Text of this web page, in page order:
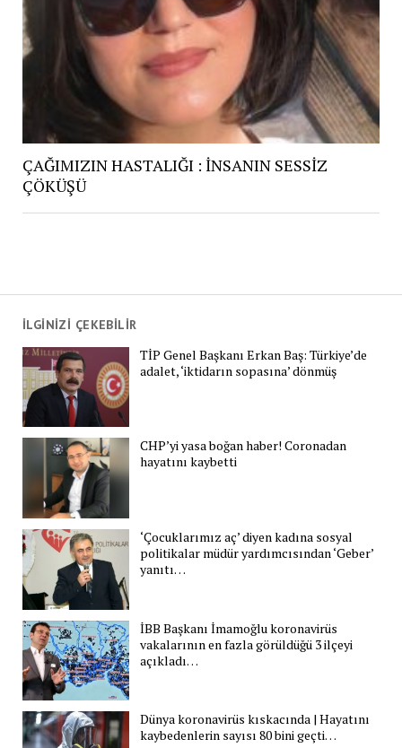
İLGİNİZİ ÇEKEBİLİR
TİP Genel Başkanı Erkan Baş: Türkiye’de
adalet, ‘iktidarın sopasına’ dönmüş
CHP’yi yasa boğan haber! Coronadan
hayatını kaybetti
‘Çocuklarımız aç’ diyen kadına sosyal
politikalar müdür yardımcısından ‘Geber’
yanıtı…
İBB Başkanı İmamoğlu koronavirüs
vakalarının en fazla görüldüğü 3 ilçeyi
açıkladı…
Dünya koronavirüs kıskacında | Hayatını
kaybedenlerin sayısı 80 bini geçti…
ÇAĞIMIZIN HASTALIĞI : İNSANIN SESSİZ
ÇÖKÜŞÜ